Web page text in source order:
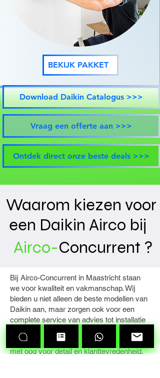
BEKIJK PAKKET
Download Daikin Catalogus >>>
Vraag een offerte aan >>>
Ontdek direct onze beste deals >>>
Waarom kiezen voor
een Daikin Airco bij
Airco-Concurrent ?
Bij Airco-Concurrent in Maastricht staan
we voor kwaliteit en vakmanschap. Wij
bieden u niet alleen de beste modellen van
Daikin aan, maar zorgen ook voor een
complete service van advies tot installatie
uitgevoerd door gecertificeerde monteurs
met oog voor detail en klanttevredenheid.